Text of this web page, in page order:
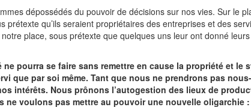
dépossédés du pouvoir de décisions sur nos vies. Sur le
prétexte qu’ils seraient propriétaires des entreprises et des
place, sous prétexte que quelques uns leur ont donné
pourra se faire sans remettre en cause la propriété et le
que par soi même. Tant que nous ne prendrons pas
intérêts. Nous prônons l’autogestion des lieux de
ne voulons pas mettre au pouvoir une nouvelle oligarchie